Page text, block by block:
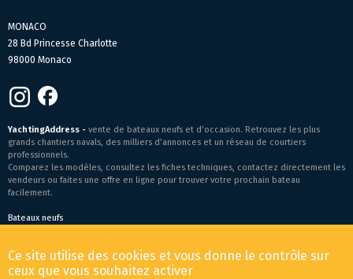
MONACO
28 Bd Princesse Charlotte
98000 Monaco
YachtingAddress - vente de bateaux neufs et d’occasion. Retrouvez les plus
grands chantiers navals, des milliers d’annonces et un réseau de courtiers
professionnels.
Comparez les modèles, consultez les fiches techniques, contactez directement les
vendeurs ou faites une offre en ligne pour trouver votre prochain bateau
facilement.
Bateaux neufs
© 2026 YachtingAddress.com
Ce site utilise des cookies et vous donne le contrôle sur
ceux que vous souhaitez activer